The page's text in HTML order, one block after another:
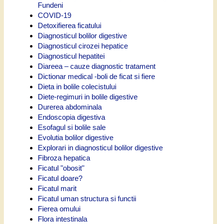
Fundeni
COVID-19
Detoxifierea ficatului
Diagnosticul bolilor digestive
Diagnosticul cirozei hepatice
Diagnosticul hepatitei
Diareea – cauze diagnostic tratament
Dictionar medical -boli de ficat si fiere
Dieta in bolile colecistului
Diete-regimuri in bolile digestive
Durerea abdominala
Endoscopia digestiva
Esofagul si bolile sale
Evolutia bolilor digestive
Explorari in diagnosticul bolilor digestive
Fibroza hepatica
Ficatul "obosit"
Ficatul doare?
Ficatul marit
Ficatul uman structura si functii
Fierea omului
Flora intestinala